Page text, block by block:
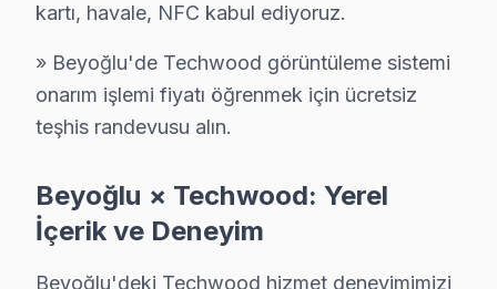
Kılıçali Paşa Techwood Servis
Beyoğlu TV Servis Merkezi →
Beyoğlu'nın Kocatepe bölgesindeki Techwood
Kocatepe Techwood Anakart Tamiri →
Kulaksız Techwood Servis
kartı, havale, NFC kabul ediyoruz.
» Beyoğlu'de Techwood görüntüleme sistemi
onarım işlemi fiyatı öğrenmek için ücretsiz
teşhis randevusu alın.
Beyoğlu × Techwood: Yerel
İçerik ve Deneyim
Beyoğlu'deki Techwood hizmet deneyimimizi